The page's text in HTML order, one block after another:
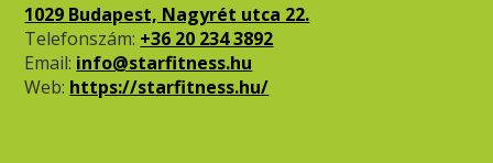
1029 Budapest, Nagyrét utca 22.
Telefonszám: +36 20 234 3892
Email: info@starfitness.hu
Web: https://starfitness.hu/